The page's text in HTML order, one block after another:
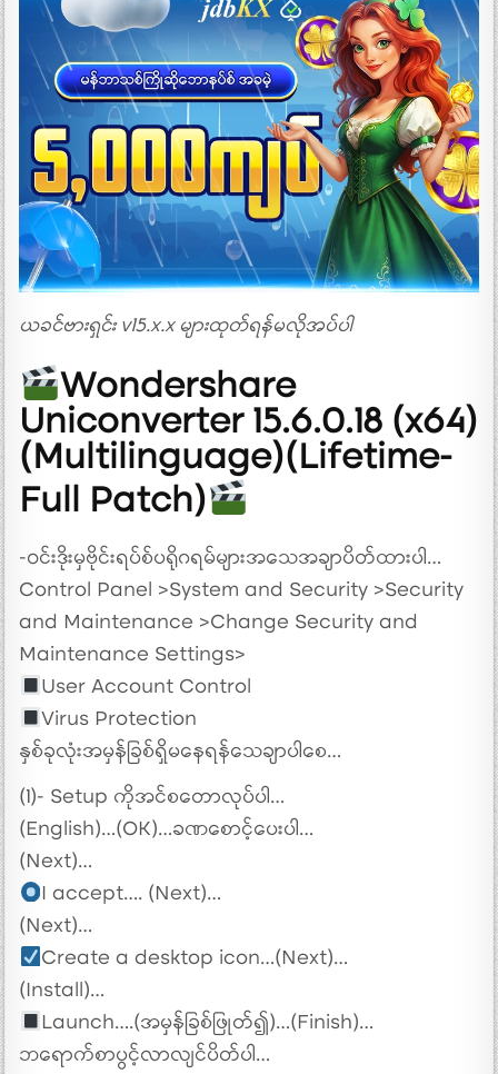
ယခင်ဗားရှင်း v15.x.x များထုတ်ရန်မလိုအပ်ပါ
Wondershare
Uniconverter 15.6.0.18 (x64)
(Multilinguage)(Lifetime-
Full Patch)
-ဝင်းဒိုးမှဗိုင်းရပ်စ်ပရိုဂရမ်များအသေအချာပိတ်ထားပါ…
Control Panel >System and Security >Security
and Maintenance >Change Security and
Maintenance Settings>
User Account Control
Virus Protection
နှစ်ခုလုံးအမှန်ခြစ်ရှိမနေရန်သေချာပါစေ…
(1)- Setup ကိုအင်စတောလုပ်ပါ…
(English)…(OK)…ခဏစောင့်ပေးပါ…
(Next)…
I accept…. (Next)…
(Next)…
Create a desktop icon…(Next)…
(Install)…
Launch….(အမှန်ခြစ်ဖြုတ်၍)…(Finish)…
ဘရောက်စာပွင့်လာလျင်ပိတ်ပါ…